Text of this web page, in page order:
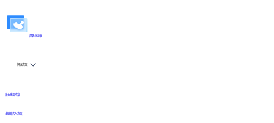
部署与运维
解决方案
数仓建设方案
全链路实时方案